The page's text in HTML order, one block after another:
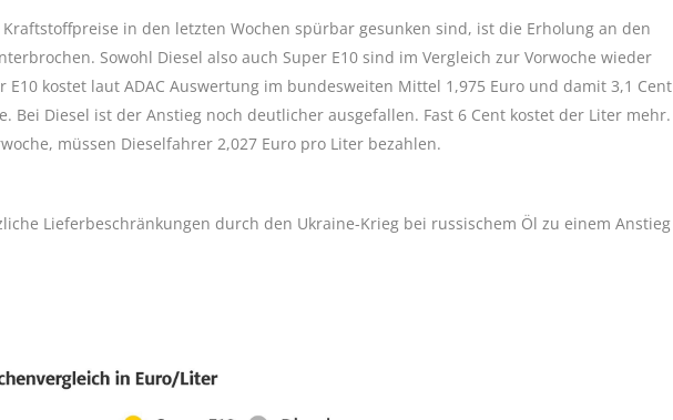
in den letzten Wochen spürbar gesunken sind, ist die Erholung an den
Sowohl Diesel also auch Super E10 sind im Vergleich zur Vorwoche wieder
kostet laut ADAC Auswertung im bundesweiten Mittel 1,975 Euro und damit 3,1 Cent
Bei Diesel ist der Anstieg noch deutlicher ausgefallen. Fast 6 Cent kostet der Liter mehr.
müssen Dieselfahrer 2,027 Euro pro Liter bezahlen.
Lieferbeschränkungen durch den Ukraine-Krieg bei russischem Öl zu einem Anstieg